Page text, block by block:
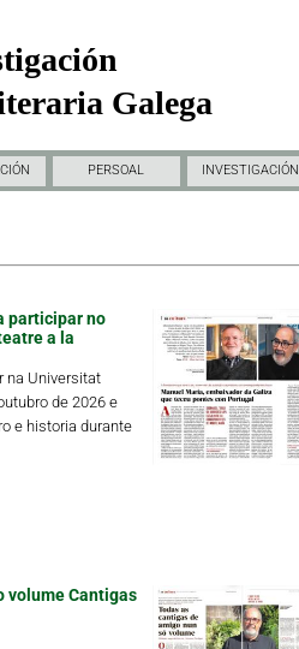
Galega
PERSOAL INVESTIGACIÓN
participar no
a la
na Universitat
de 2026 e
e historia durante
volume Cantigas